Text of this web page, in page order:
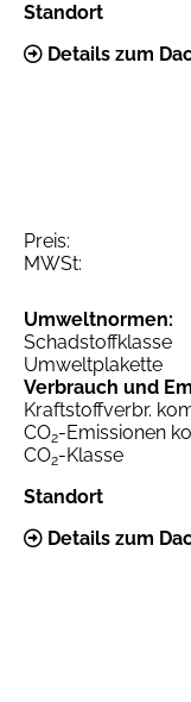
Standort
Details zum
Preis:
MWSt:
Umweltnormen:
Schadstoffklasse
Umweltplakette
Verbrauch und
Kraftstoffverbr.
CO2-Emissionen
CO2-Klasse
Standort
Details zum